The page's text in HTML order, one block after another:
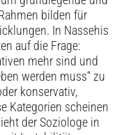
bilden für
In Nassehis
auf die Frage:
mehr sind und
werden muss“ zu
konservativ,
Kategorien scheinen
der Soziologe in